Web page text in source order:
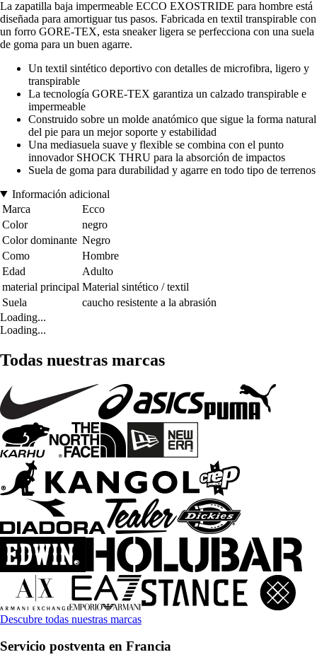
La zapatilla baja impermeable ECCO EXOSTRIDE para hombre está
diseñada para amortiguar tus pasos. Fabricada en textil transpirable con
un forro GORE-TEX, esta sneaker ligera se perfecciona con una suela
de goma para un buen agarre.
Un textil sintético deportivo con detalles de microfibra, ligero y
transpirable
La tecnología GORE-TEX garantiza un calzado transpirable e
impermeable
Construido sobre un molde anatómico que sigue la forma natural
del pie para un mejor soporte y estabilidad
Una mediasuela suave y flexible se combina con el punto
innovador SHOCK THRU para la absorción de impactos
Suela de goma para durabilidad y agarre en todo tipo de terrenos
Información adicional
Marca
Ecco
Color
negro
Color dominante Negro
Como
Hombre
Edad
Adulto
material principal Material sintético / textil
Suela
caucho resistente a la abrasión
Loading...
Loading...
Todas nuestras marcas
Descubre todas nuestras marcas
Servicio postventa en Francia